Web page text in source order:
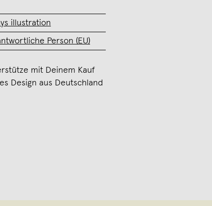
illustration
Person (EU)
mit Deinem Kauf
Design aus Deutschland